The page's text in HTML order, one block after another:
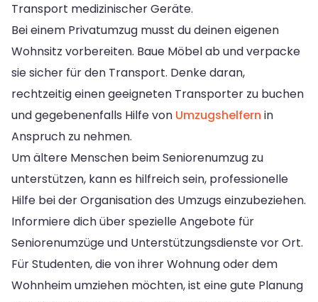
Transport medizinischer Geräte.
Bei einem Privatumzug musst du deinen eigenen
Wohnsitz vorbereiten. Baue Möbel ab und verpacke
sie sicher für den Transport. Denke daran,
rechtzeitig einen geeigneten Transporter zu buchen
und gegebenenfalls Hilfe von Umzugshelfern in
Anspruch zu nehmen.
Um ältere Menschen beim Seniorenumzug zu
unterstützen, kann es hilfreich sein, professionelle
Hilfe bei der Organisation des Umzugs einzubeziehen.
Informiere dich über spezielle Angebote für
Seniorenumzüge und Unterstützungsdienste vor Ort.
Für Studenten, die von ihrer Wohnung oder dem
Wohnheim umziehen möchten, ist eine gute Planung